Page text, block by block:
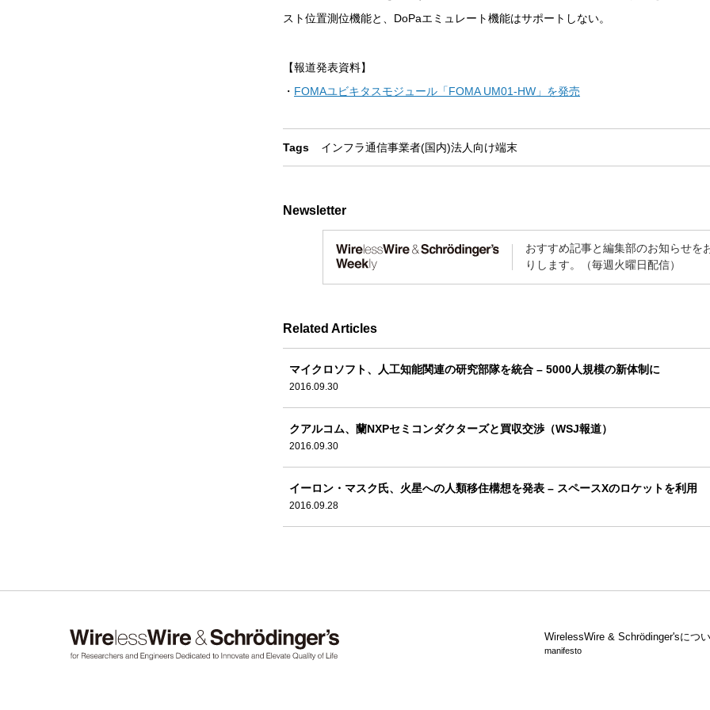
スト位置測位機能と、DoPaエミュレート機能はサポートしない。
【報道発表資料】
・ FOMAユビキタスモジュール「FOMA UM01-HW」を発売
Tags インフラ通信事業者(国内)法人向け端末
Newsletter
おすすめ記事と編集部のお知らせを
りします。（毎週火曜日配信）
Related Articles
マイクロソフト、人工知能関連の研究部隊を統合 – 5000人規模の新体制に
2016.09.30
クアルコム、蘭NXPセミコンダクターズと買収交渉（WSJ報道）
2016.09.30
イーロン・マスク氏、火星への人類移住構想を発表 – スペースXのロケットを利用
2016.09.28
WirelessWire & Schrödinger'sにつ
manifesto